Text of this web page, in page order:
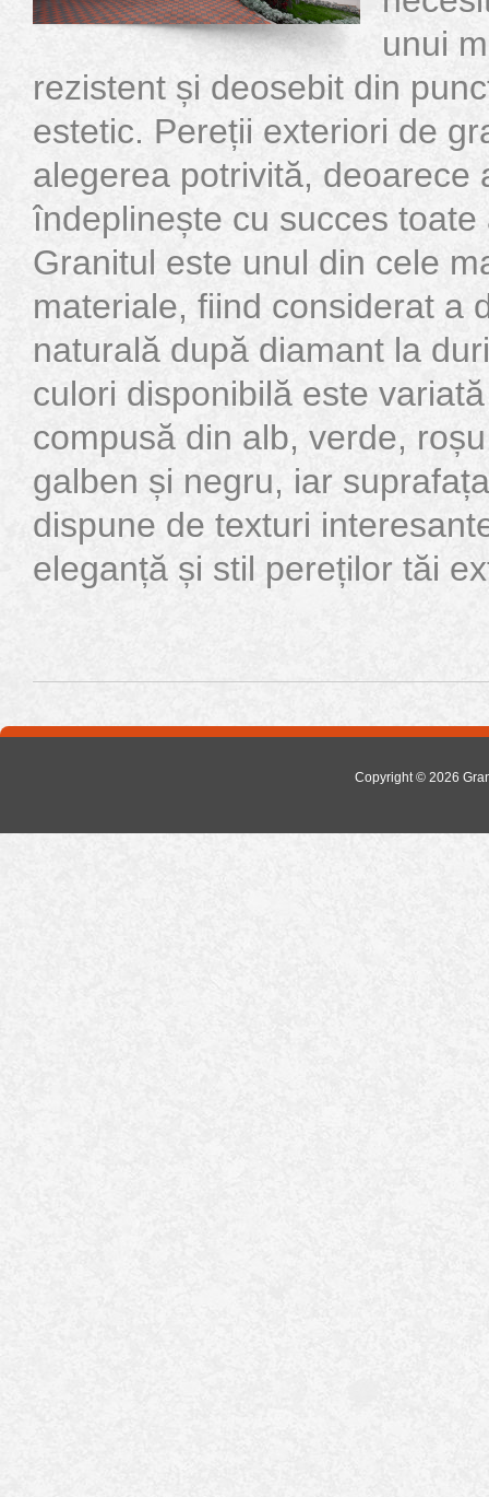
unui
rezistent și deosebit din
estetic. Pereții exteriori de
alegerea potrivită, deoarece
îndeplinește cu succes
Granitul este unul din cele
materiale, fiind considerat a
naturală după diamant la
culori disponibilă este
compusă din alb, verde,
galben și negru, iar
dispune de texturi
eleganță și stil pereților tăi
Copyright © 2026